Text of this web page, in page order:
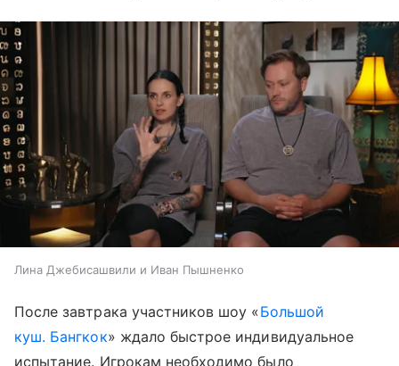
Лина Джебисашвили и Иван Пышненко
После завтрака участников шоу «Большой
куш. Бангкок» ждало быстрое индивидуальное
испытание. Игрокам необходимо было